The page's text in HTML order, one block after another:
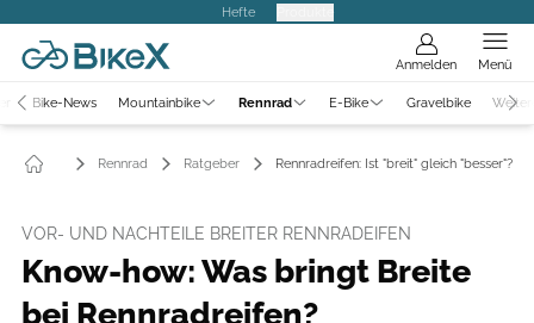
Hefte
Anmelden Menü
Bike-News Mountainbike Rennrad E-Bike Gravelbike
Rennrad Ratgeber Rennradreifen: Ist "breit" gleich "besser"?
VOR- UND NACHTEILE BREITER RENNRADEIFEN
Know-how: Was bringt Breite
bei Rennradreifen?